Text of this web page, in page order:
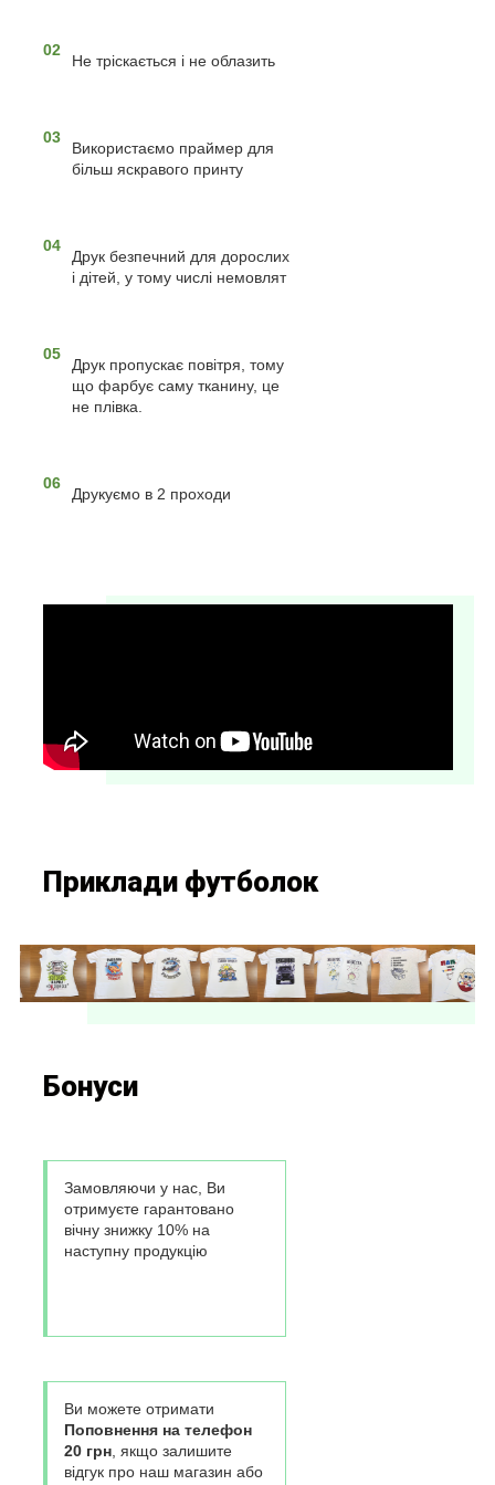
02
Не тріскається і не облазить
03
Використаємо праймер для
більш яскравого принту
04
Друк безпечний для дорослих
і дітей, у тому числі немовлят
05
Друк пропускає повітря, тому
що фарбує саму тканину, це
не плівка.
06
Друкуємо в 2 проходи
Приклади футболок
Бонуси
Замовляючи у нас, Ви
отримуєте гарантовано
вічну знижку 10% на
наступну продукцію
Ви можете отримати
Поповнення на телефон
20 грн, якщо залишите
відгук про наш магазин або